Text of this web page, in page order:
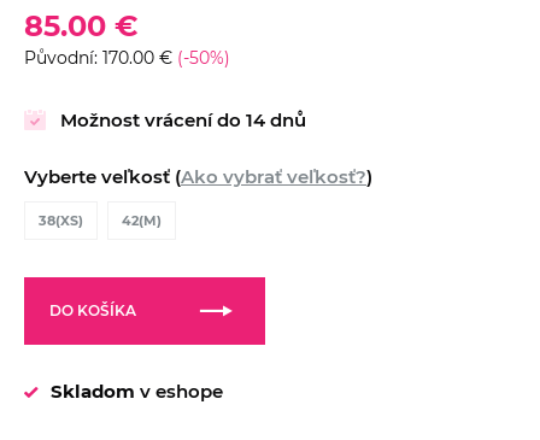
85.00 €
Původní: 170.00 € (-50%)
Možnost vrácení do 14 dnů
Vyberte veľkosť (Ako vybrať veľkosť?)
38(XS) 42(M)
DO KOŠÍKA
Skladom v eshope